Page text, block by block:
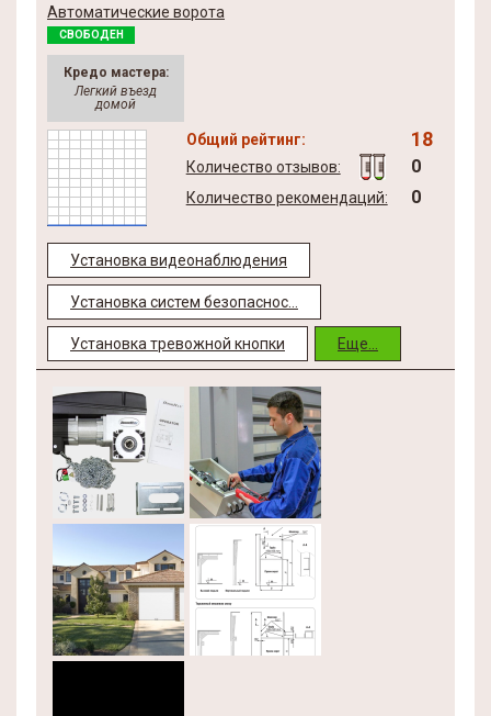
Автоматические ворота
СВОБОДЕН
Кредо мастера:
Легкий въезд
домой
Общий рейтинг: 18
Количество отзывов: 0
Количество рекомендаций: 0
Установка видеонаблюдения
Установка систем безопаснос...
Установка тревожной кнопки Еще...